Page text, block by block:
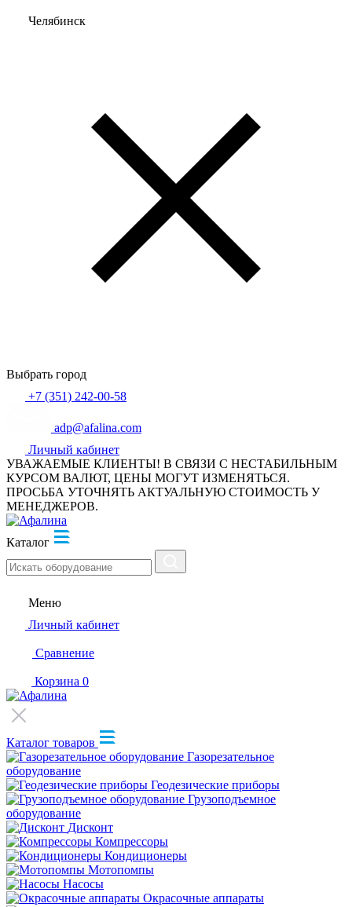
Челябинск
Выбрать город
+7 (351) 242-00-58
adp@afalina.com
Личный кабинет
УВАЖАЕМЫЕ КЛИЕНТЫ! В СВЯЗИ С НЕСТАБИЛЬНЫМ
КУРСОМ ВАЛЮТ, ЦЕНЫ МОГУТ ИЗМЕНЯТЬСЯ.
ПРОСЬБА УТОЧНЯТЬ АКТУАЛЬНУЮ СТОИМОСТЬ У
МЕНЕДЖЕРОВ.
Каталог
Меню
Личный кабинет
Сравнение
Корзина 0
Каталог товаров
Газорезательное
оборудование
Геодезические приборы
Грузоподъемное
оборудование
Дисконт
Компрессоры
Кондиционеры
Мотопомпы
Насосы
Окрасочные аппараты